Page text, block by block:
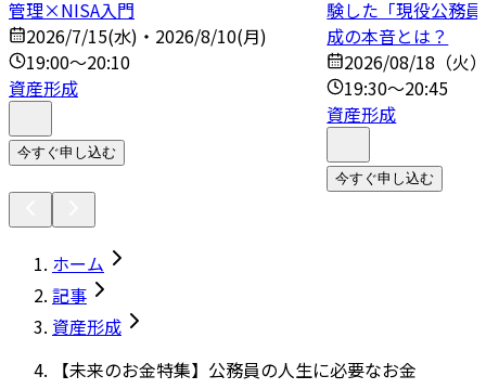
管理×NISA入門
2026/7/15(水)・2026/8/10(月)
19:00～20:10
資産形成
今すぐ申し込む
験した「現役公務
成の本音とは？
2026/08/18（火
19:30～20:45
資産形成
今すぐ申し込む
ホーム
記事
資産形成
【未来のお金特集】公務員の人生に必要なお金